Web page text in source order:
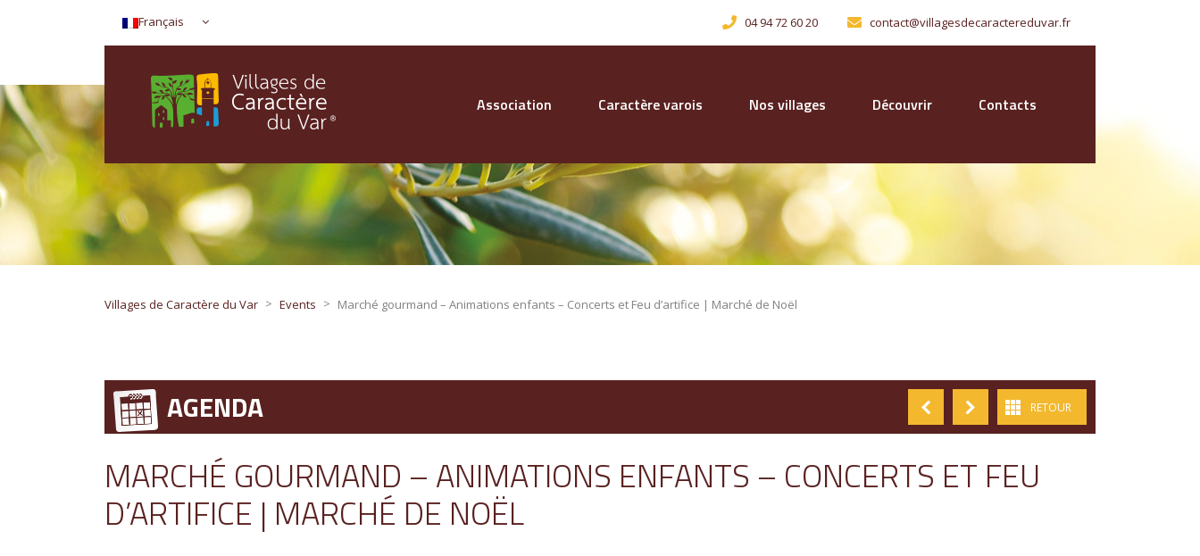
Français 04 94 72 60 20 contact@villagesdecaractereduvar.fr
Association Caractère varois Nos villages Découvrir Contacts
Villages de Caractère du Var > Events > Marché gourmand – Animations enfants – Concerts et Feu d’artifice | Marché de Noël
AGENDA RETOUR
MARCHÉ GOURMAND – ANIMATIONS ENFANTS – CONCERTS ET FEU
D’ARTIFICE | MARCHÉ DE NOËL